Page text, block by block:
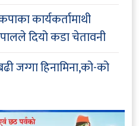
कार्यकर्तामाथी
दियो कडा चेतावनी
जग्गा हिनामिना,को-को